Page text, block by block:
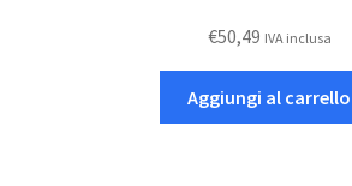
€50,49 IVA inclusa
Aggiungi al carrello